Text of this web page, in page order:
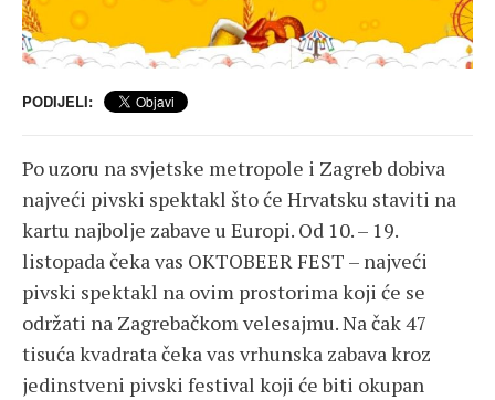
PODIJELI:
Po uzoru na svjetske metropole i Zagreb dobiva
najveći pivski spektakl što će Hrvatsku staviti na
kartu najbolje zabave u Europi. Od 10. – 19.
listopada čeka vas OKTOBEER FEST – najveći
pivski spektakl na ovim prostorima koji će se
održati na Zagrebačkom velesajmu. Na čak 47
tisuća kvadrata čeka vas vrhunska zabava kroz
jedinstveni pivski festival koji će biti okupan